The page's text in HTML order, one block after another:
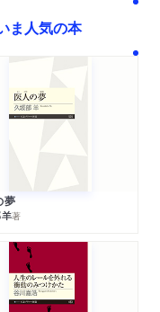
べる？」
ました。（評者：
開されました。
こと」と「これか
ま人気の本
夢
著